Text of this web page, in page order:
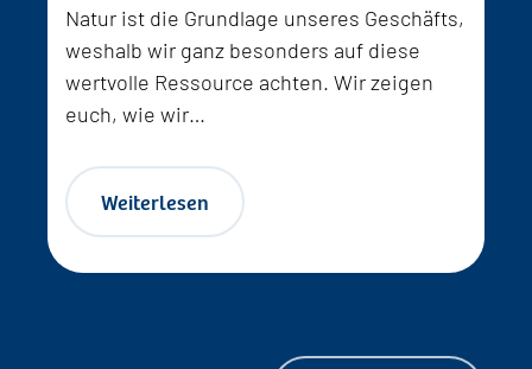
Natur ist die Grundlage unseres Geschäfts,
weshalb wir ganz besonders auf diese
wertvolle Ressource achten. Wir zeigen
euch, wie wir…
Weiterlesen